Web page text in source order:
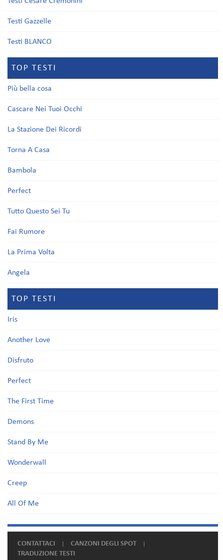
Testi Gazzelle
Testi BLANCO
TOP TESTI
Più bella cosa
Cascare Nei Tuoi Occhi
La Stazione Dei Ricordi
Torna A Casa
Bambola
Perfect
Tutto Questo Sei Tu
Fai Rumore
La Prima Volta
Angela
TOP TESTI
Iris
Another Love
Disfruto
Perfect
The First Time
Demons
Stand By Me
Wonderwall
Creep
All Of Me
CONTATTACI
CANZONI DEGLI SPOT
TRADUZIONE TESTI